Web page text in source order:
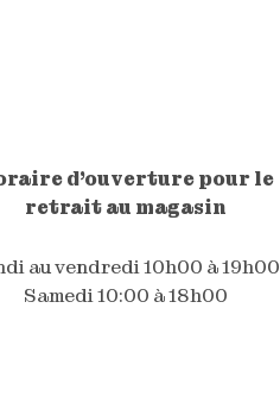
d'ouverture pour le
retrait au magasin
au vendredi 10h00 à 19h00
Samedi 10:00 à 18h00